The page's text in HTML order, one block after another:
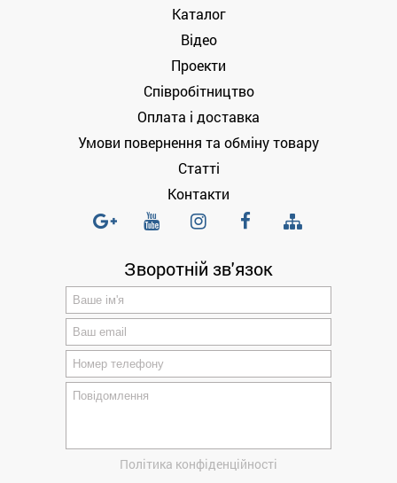
Каталог
Відео
Проекти
Співробітництво
Оплата і доставка
Умови повернення та обміну товару
Статті
Контакти
Зворотній зв'язок
Політика конфіденційності